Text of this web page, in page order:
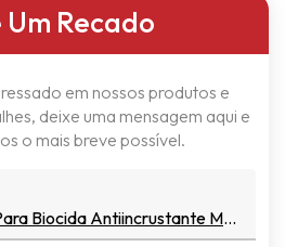
Um Recado
em nossos produtos e
deixe uma mensagem aqui e
o mais breve possível.
Umiguard Tralopyril Para Biocida Antiincrustante Marinho